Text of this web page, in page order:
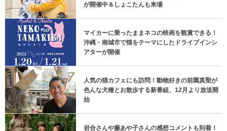
が開催中＆しょこたんも来場
マイカーに乗ったままネコの映画を観賞できる！
沖縄・南城市で猫をテーマにしたドライブインシ
アターが開催
人気の猫カフェにも訪問！動物好きの前園真聖が
色んな犬種とお散歩する新番組、12月より放送開
始
岩合さんや藤あや子さんの感想コメントも到着！